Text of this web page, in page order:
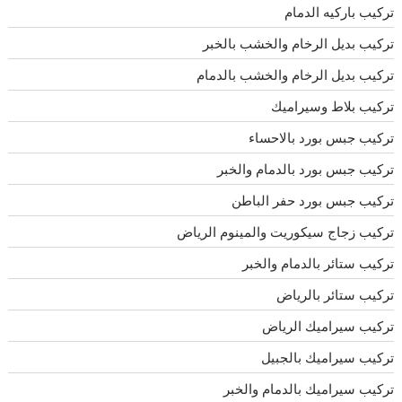
تركيب باركيه الدمام
تركيب بديل الرخام والخشب بالخبر
تركيب بديل الرخام والخشب بالدمام
تركيب بلاط وسيراميك
تركيب جبس بورد بالاحساء
تركيب جبس بورد بالدمام والخبر
تركيب جبس بورد حفر الباطن
تركيب زجاج سيكوريت والمينوم الرياض
تركيب ستائر بالدمام والخبر
تركيب ستائر بالرياض
تركيب سيراميك الرياض
تركيب سيراميك بالجبيل
تركيب سيراميك بالدمام والخبر